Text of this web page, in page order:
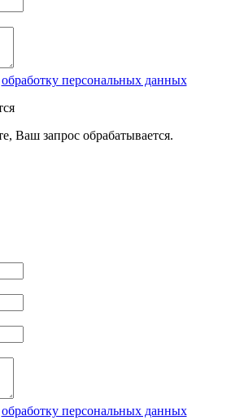
обработку персональных данных
Ваш запрос обрабатывается.
обработку персональных данных